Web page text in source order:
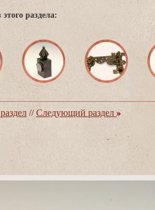
раздела:
//Следующий раздел